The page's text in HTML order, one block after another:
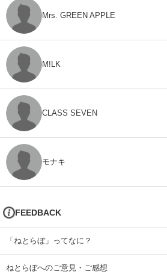
Mrs. GREEN APPLE
M!LK
CLASS SEVEN
モナキ
FEEDBACK
「ねとらぼ」ってなに？
ねとらぼへのご意見・ご感想